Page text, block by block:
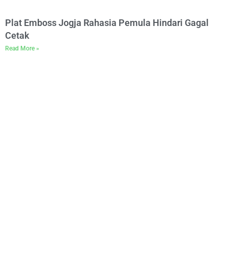
Plat Emboss Jogja Rahasia Pemula Hindari Gagal
Cetak
Read More »